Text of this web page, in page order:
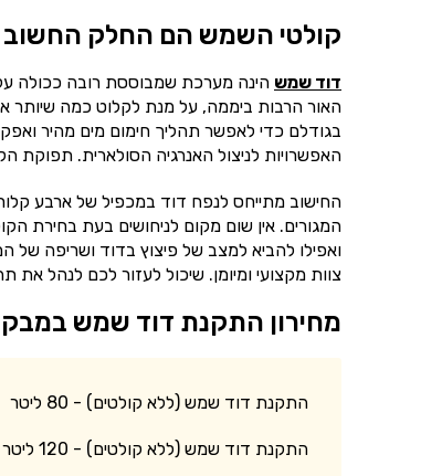
קולטי השמש הם החלק
דוד שמש הינה מערכת שמבוססת רובה ככולה
האור הרבות ביממה, על מנת לקלוט כמה שיותר
בגודלם כדי לאפשר תהליך חימום מים מהיר
האפשרויות לניצול האנרגיה הסולארית. תפוקת
החישוב מתייחס לנפח דוד במכפיל של ארבע
המגורים. אין שום מקום לניחושים בעת בחירת
ואפילו להביא למצב של פיצוץ בדוד ושריפה
צוות מקצועי ומיומן. שיכול לעזור לכם לנהל
מחירון התקנת דוד שמש
התקנת דוד שמש (ללא קולטים) - 80 ליטר
התקנת דוד שמש (ללא קולטים) - 120 ליטר